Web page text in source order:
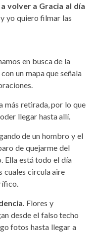
volver a Gracia al día
yo quiero filmar las
en busca de la
un mapa que señala
más retirada, por lo que
llegar hasta allí.
de un hombro y el
de quejarme del
Ella está todo el día
cuales circula aire
. Flores y
desde el falso techo
fotos hasta llegar a